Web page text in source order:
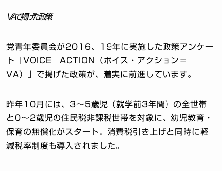
VAで掲げた政策
党青年委員会が2016、19年に実施した政策アンケー
ト「VOICE ACTION（ボイス・アクション＝
VA）」で掲げた政策が、着実に前進しています。
昨年10月には、3～5歳児（就学前3年間）の全世帯
と0～2歳児の住民税非課税世帯を対象に、幼児教育・
保育の無償化がスタート。消費税引き上げと同時に軽
減税率制度も導入されました。